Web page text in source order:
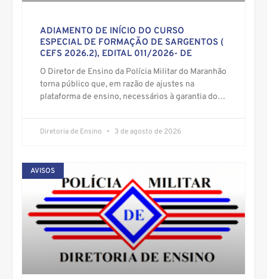
ADIAMENTO DE INÍCIO DO CURSO
ESPECIAL DE FORMAÇÃO DE SARGENTOS (
CEFS 2026.2), EDITAL 011/2026- DE
O Diretor de Ensino da Polícia Militar do Maranhão
torna público que, em razão de ajustes na
plataforma de ensino, necessários à garantia do
Diretoria de Ensino 3 de agosto de 2026
AVISOS